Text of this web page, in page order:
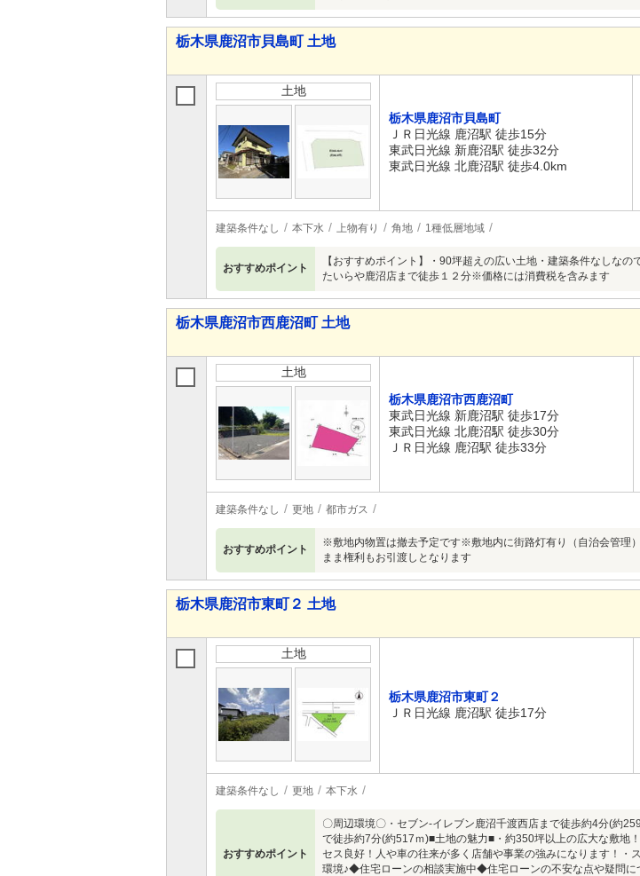
栃木県鹿沼市貝島町 土地
土地
栃木県鹿沼市貝島町
ＪＲ日光線 鹿沼駅 徒歩15分
東武日光線 新鹿沼駅 徒歩32分
東武日光線 北鹿沼駅 徒歩4.0km
建築条件なし 本下水 上物有り 角地 1種低層地域
おすすめポイント
【おすすめポイント】・90坪超えの広い土地・建築条件なしな
たいらや鹿沼店まで徒歩１２分※価格には消費税を含みます
栃木県鹿沼市西鹿沼町 土地
土地
栃木県鹿沼市西鹿沼町
東武日光線 新鹿沼駅 徒歩17分
東武日光線 北鹿沼駅 徒歩30分
ＪＲ日光線 鹿沼駅 徒歩33分
建築条件なし 更地 都市ガス
おすすめポイント
※敷地内物置は撤去予定です※敷地内に街路灯有り（自治会管理
まま権利もお引渡しとなります
栃木県鹿沼市東町２ 土地
土地
栃木県鹿沼市東町２
ＪＲ日光線 鹿沼駅 徒歩17分
建築条件なし 更地 本下水
おすすめポイント
〇周辺環境〇・セブン-イレブン鹿沼千渡西店まで徒歩約4分(約
で徒歩約7分(約517ｍ)■土地の魅力■・約350坪以上の広大な敷地
セス良好！人や車の往来が多く店舗や事業の強みになります！
環境♪◆住宅ローンの相談実施中◆住宅ローンの不安な点や疑問